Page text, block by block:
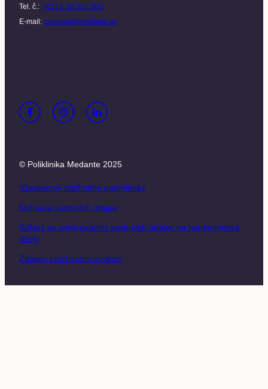
Tel. č.: +421 2 20 302 303
E-mail: recepcia@medante.sk
© Poliklinika Medante 2025
Všeobecné obchodné podmienky
Ochrana osobných údajov
Súhlas so spracúvaním osobných údajov na marketingové
účely
Zásady používania cookies